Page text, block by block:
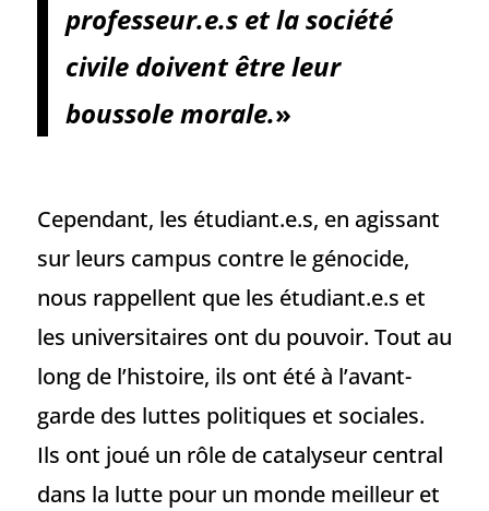
professeur.e.s et la société
civile doivent être leur
boussole morale.»
Cependant, les étudiant.e.s, en agissant
sur leurs campus contre le génocide,
nous rappellent que les étudiant.e.s et
les universitaires ont du pouvoir. Tout au
long de l’histoire, ils ont été à l’avant-
garde des luttes politiques et sociales.
Ils ont joué un rôle de catalyseur central
dans la lutte pour un monde meilleur et